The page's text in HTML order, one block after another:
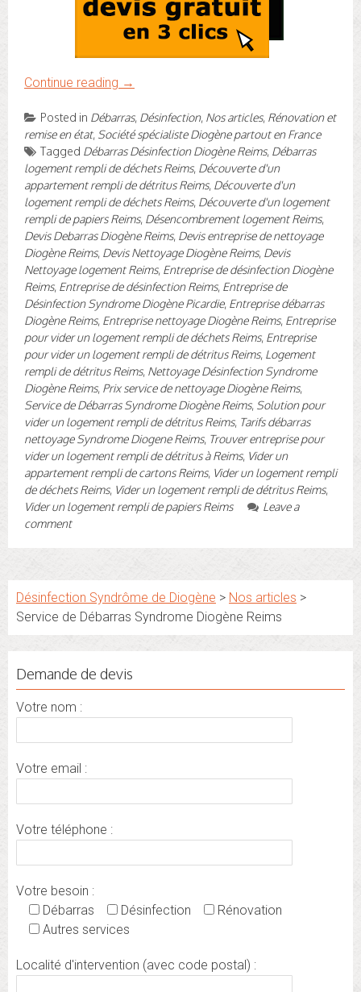
Continue reading →
Posted in Débarras, Désinfection, Nos articles, Rénovation et
remise en état, Société spécialiste Diogène partout en France
Tagged Débarras Désinfection Diogène Reims, Débarras
logement rempli de déchets Reims, Découverte d'un
appartement rempli de détritus Reims, Découverte d'un
logement rempli de déchets Reims, Découverte d'un logement
rempli de papiers Reims, Désencombrement logement Reims,
Devis Debarras Diogène Reims, Devis entreprise de nettoyage
Diogène Reims, Devis Nettoyage Diogène Reims, Devis
Nettoyage logement Reims, Entreprise de désinfection Diogène
Reims, Entreprise de désinfection Reims, Entreprise de
Désinfection Syndrome Diogène Picardie, Entreprise débarras
Diogène Reims, Entreprise nettoyage Diogène Reims, Entreprise
pour vider un logement rempli de déchets Reims, Entreprise
pour vider un logement rempli de détritus Reims, Logement
rempli de détritus Reims, Nettoyage Désinfection Syndrome
Diogène Reims, Prix service de nettoyage Diogène Reims,
Service de Débarras Syndrome Diogène Reims, Solution pour
vider un logement rempli de détritus Reims, Tarifs débarras
nettoyage Syndrome Diogene Reims, Trouver entreprise pour
vider un logement rempli de détritus à Reims, Vider un
appartement rempli de cartons Reims, Vider un logement rempli
de déchets Reims, Vider un logement rempli de détritus Reims,
Vider un logement rempli de papiers Reims
Leave a
comment
Désinfection Syndrôme de Diogène > Nos articles >
Service de Débarras Syndrome Diogène Reims
Demande de devis
Votre nom :
Votre email :
Votre téléphone :
Votre besoin :
Débarras
Désinfection
Rénovation
Autres services
Localité d'intervention (avec code postal) :